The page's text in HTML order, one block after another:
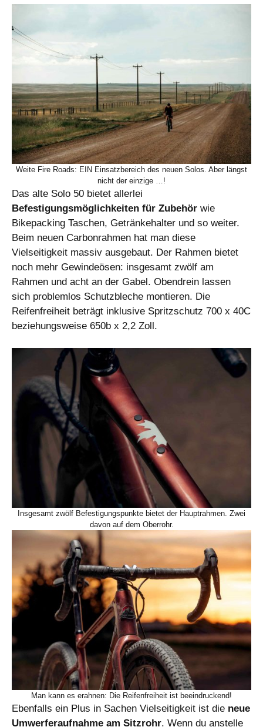
Weite Fire Roads: EIN Einsatzbereich des neuen Solos. Aber längst
nicht der einzige …!
Das alte Solo 50 bietet allerlei
Befestigungsmöglichkeiten für Zubehör wie
Bikepacking Taschen, Getränkehalter und so weiter.
Beim neuen Carbonrahmen hat man diese
Vielseitigkeit massiv ausgebaut. Der Rahmen bietet
noch mehr Gewindeösen: insgesamt zwölf am
Rahmen und acht an der Gabel. Obendrein lassen
sich problemlos Schutzbleche montieren. Die
Reifenfreiheit beträgt inklusive Spritzschutz 700 x 40C
beziehungsweise 650b x 2,2 Zoll.
Insgesamt zwölf Befestigungspunkte bietet der Hauptrahmen. Zwei
davon auf dem Oberrohr.
Man kann es erahnen: Die Reifenfreiheit ist beeindruckend!
Ebenfalls ein Plus in Sachen Vielseitigkeit ist die neue
Umwerferaufnahme am Sitzrohr. Wenn du anstelle